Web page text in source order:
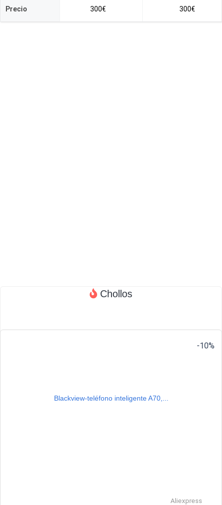
Precio 300€ 300€
Chollos
Blackview-teléfono inteligente A70,...
Aliexpress
-10%